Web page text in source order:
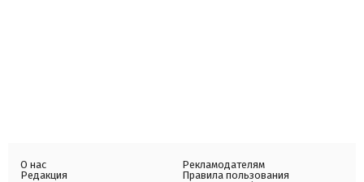
О нас
Редакция
Рекламодателям
Правила пользования